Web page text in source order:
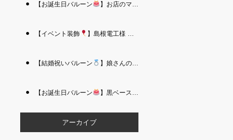
【お誕生日バルーン 】お店のママさんへの華やかなお祝いに｜シャンパン付き豪 華バルーンアレンジメント｜松江 i Balloon
【イベント装飾 】島根電工様 お客様感謝祭｜入口アーチ＆キッズコーナー装飾 を担当しました｜松江 i Balloon
【結婚祝いバルーン 】娘さんのご結婚祝いに｜ウェディングベアとフラワーイン バルーンが華やかなバルーンアレンジメント｜松江 i Balloon
【お誕生日バルーン 】黒ベース×ヒョウ柄がおしゃれ
アーカイブ